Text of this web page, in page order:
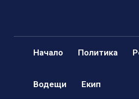
Начало Политика
Водещи Екип